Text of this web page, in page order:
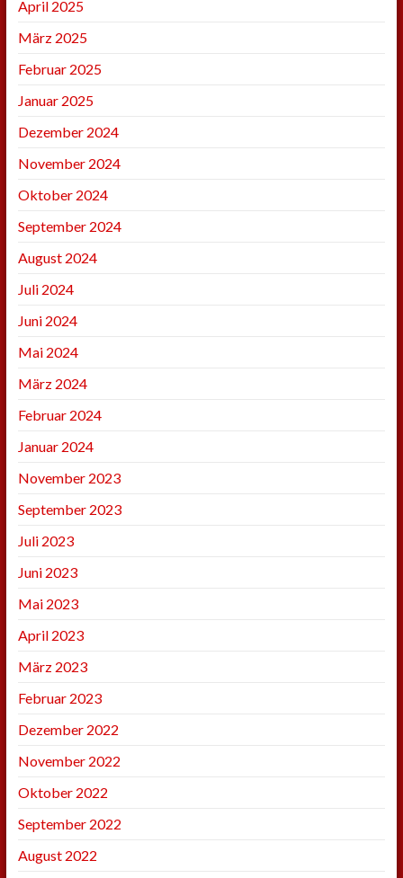
April 2025
März 2025
Februar 2025
Januar 2025
Dezember 2024
November 2024
Oktober 2024
September 2024
August 2024
Juli 2024
Juni 2024
Mai 2024
März 2024
Februar 2024
Januar 2024
November 2023
September 2023
Juli 2023
Juni 2023
Mai 2023
April 2023
März 2023
Februar 2023
Dezember 2022
November 2022
Oktober 2022
September 2022
August 2022